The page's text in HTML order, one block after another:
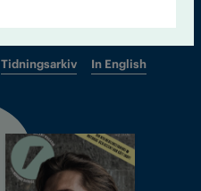
Tidningsarkiv In English